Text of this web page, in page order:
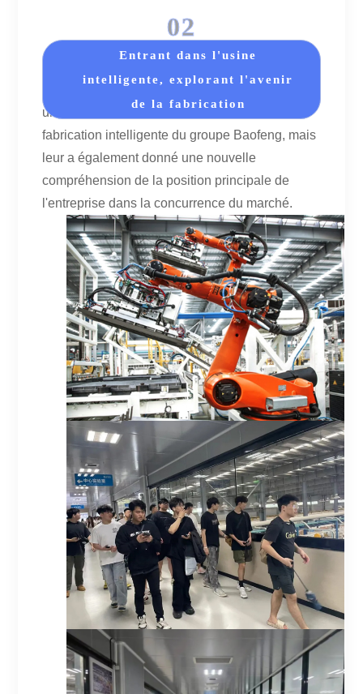
02
Entrant dans l'usine
intelligente, explorant l'avenir
de la fabrication
La visite a non seulement donné aux étudiants
une compréhension approfondie de la force de
fabrication intelligente du groupe Baofeng, mais
leur a également donné une nouvelle
compréhension de la position principale de
l'entreprise dans la concurrence du marché.